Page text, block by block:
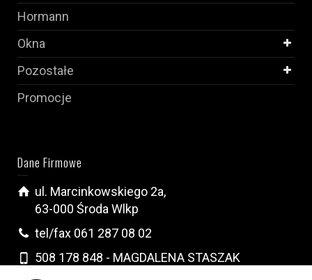
Hormann
Okna
Pozostałe
Promocje
Dane Firmowe
ul. Marcinkowskiego 2a,
63-000 Środa Wlkp
tel/fax 061 287 08 02
508 178 848 - MAGDALENA STASZAK